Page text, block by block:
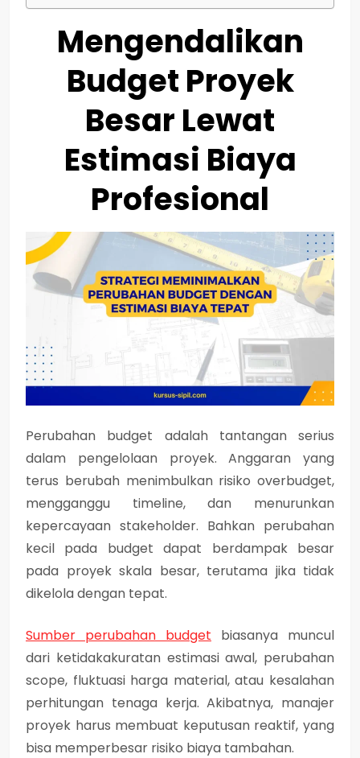
Mengendalikan
Budget Proyek
Besar Lewat
Estimasi Biaya
Profesional
Perubahan budget adalah tantangan serius
dalam pengelolaan proyek. Anggaran yang
terus berubah menimbulkan risiko overbudget,
mengganggu timeline, dan menurunkan
kepercayaan stakeholder. Bahkan perubahan
kecil pada budget dapat berdampak besar
pada proyek skala besar, terutama jika tidak
dikelola dengan tepat.
Sumber perubahan budget biasanya muncul
dari ketidakakuratan estimasi awal, perubahan
scope, fluktuasi harga material, atau kesalahan
perhitungan tenaga kerja. Akibatnya, manajer
proyek harus membuat keputusan reaktif, yang
bisa memperbesar risiko biaya tambahan.